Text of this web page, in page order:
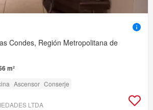
Condes, Región Metropolitana de
m²
Ascensor Conserje
LTDA